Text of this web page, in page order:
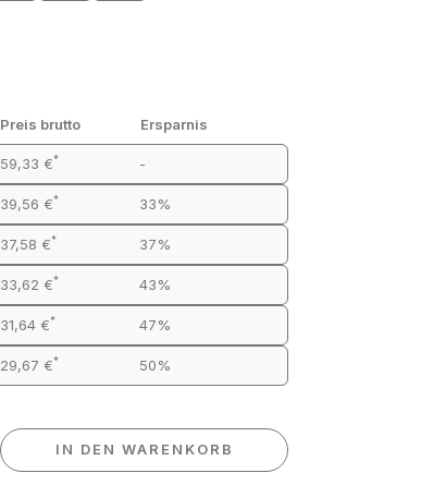
Preis brutto Ersparnis
59,33 €* -
39,56 €* 33%
37,58 €* 37%
33,62 €* 43%
31,64 €* 47%
29,67 €* 50%
IN DEN WARENKORB